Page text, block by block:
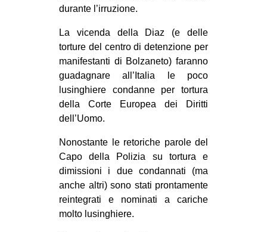
durante l’irruzione.
La vicenda della Diaz (e delle
torture del centro di detenzione per
manifestanti di Bolzaneto) faranno
guadagnare all’Italia le poco
lusinghiere condanne per tortura
della Corte Europea dei Diritti
dell’Uomo.
Nonostante le retoriche parole del
Capo della Polizia su tortura e
dimissioni i due condannati (ma
anche altri) sono stati prontamente
reintegrati e nominati a cariche
molto lusinghiere.